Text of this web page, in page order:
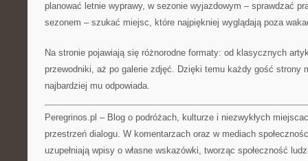
planować letnie wyprawy, w sezonie wyjazdowym – sprawdzać
sezonem – szukać miejsc, które najpiękniej wyglądają poza
Na stronie pojawiają się różnorodne formaty: od klasycznych
przewodniki, aż po galerie zdjęć. Dzięki temu każdy gość strony
najbardziej mu odpowiada.
Peregrinos.pl – Blog o podróżach, kulturze i niezwykłych
przestrzeń dialogu. W komentarzach oraz w mediach
uzupełniają wpisy o własne wskazówki, tworząc społeczność